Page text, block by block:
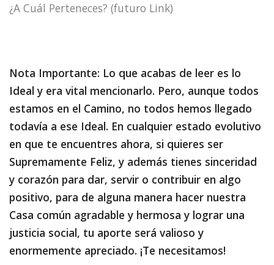
¿A Cuál Perteneces? (futuro Link)
Nota Importante: Lo que acabas de leer es lo
Ideal y era vital mencionarlo. Pero, aunque todos
estamos en el Camino, no todos hemos llegado
todavía a ese Ideal. En cualquier estado evolutivo
en que te encuentres ahora, si quieres ser
Supremamente Feliz, y además tienes sinceridad
y corazón para dar, servir o contribuir en algo
positivo, para de alguna manera hacer nuestra
Casa común agradable y hermosa y lograr una
justicia social, tu aporte será valioso y
enormemente apreciado. ¡Te necesitamos!